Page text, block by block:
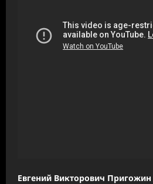
Евгений Викторович Пригожин